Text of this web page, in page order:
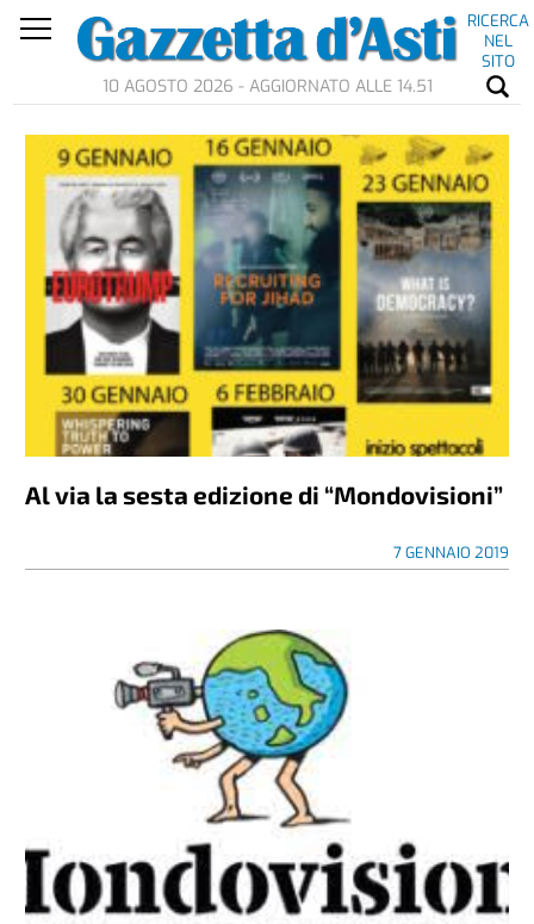
RICERCA
NEL
SITO
10 AGOSTO 2026 - AGGIORNATO ALLE 14.51
Al via la sesta edizione di “Mondovisioni”
7 GENNAIO 2019